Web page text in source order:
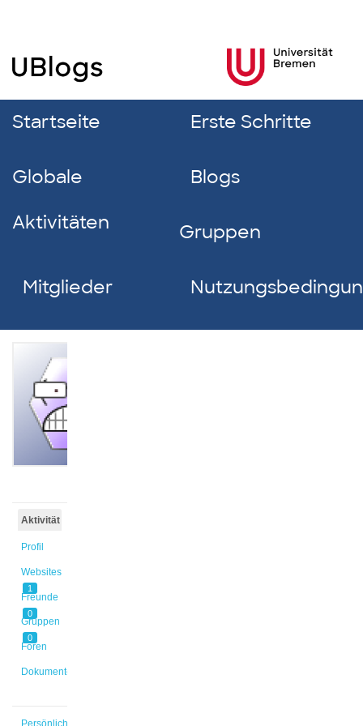
Startseite Erste Schritte
Globale
Aktivitäten
Blogs
Gruppen
Mitglieder
Aktivität
Profil
Websites
1
Freunde
0
Gruppen
0
Foren
Dokumente
Persönlich